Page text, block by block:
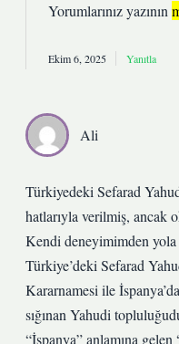
Yorumlarınız yazının
Ekim 6, 2025 Yanıtla
Ali
Türkiyedeki Sefarad
hatlarıyla verilmiş, ancak
Kendi deneyimimden
Türkiye’deki Sefarad
Kararnamesi ile
sığınan Yahudi
“İspanya” anlamına